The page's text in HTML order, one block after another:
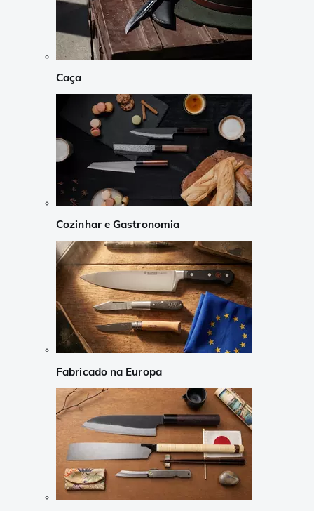
Caça
Cozinhar e Gastronomia
Fabricado na Europa